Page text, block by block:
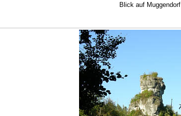
Blick auf Muggendorf